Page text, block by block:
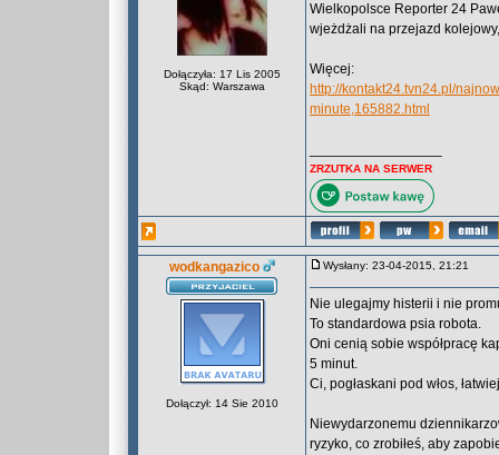
Dołączyła: 17 Lis 2005
Skąd: Warszawa
Wielkopolsce Reporter 24
wjeżdżali na przejazd
Więcej:
http://kontakt24.tvn24.pl/
minute,165882.html
ZRZUTKA NA SERWER
wodkangazico
Dołączył: 14 Sie 2010
Wysłany: 23-04-2015, 21:21
Nie ulegajmy histerii i nie
To standardowa psia robota.
Oni cenią sobie współpracę
5 minut.
Ci, pogłaskani pod włos,
Niewydarzonemu
ryzyko, co zrobiłeś, aby